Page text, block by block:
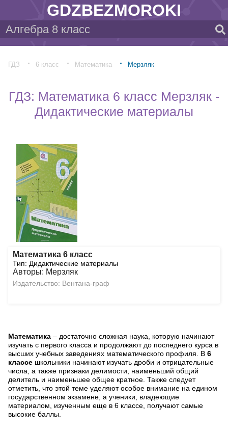
GDZBEZMOROKI
ГДЗ 6 класс Математика Мерзляк
ГДЗ: Математика 6 класс Мерзляк -
Дидактические материалы
Математика 6 класс
Тип: Дидактические материалы
Авторы: Мерзляк
Издательство: Вентана-граф
Математика – достаточно сложная наука, которую начинают
изучать с первого класса и продолжают до последнего курса в
высших учебных заведениях математического профиля. В 6
классе школьники начинают изучать дроби и отрицательные
числа, а также признаки делимости, наименьший общий
делитель и наименьшее общее кратное. Также следует
отметить, что этой теме уделяют особое внимание на едином
государственном экзамене, а ученики, владеющие
материалом, изученным еще в 6 классе, получают самые
высокие баллы.